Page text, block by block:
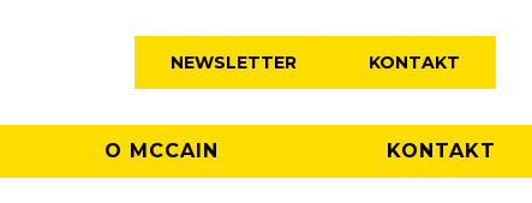
NEWSLETTER KONTAKT
O MCCAIN KONTAKT